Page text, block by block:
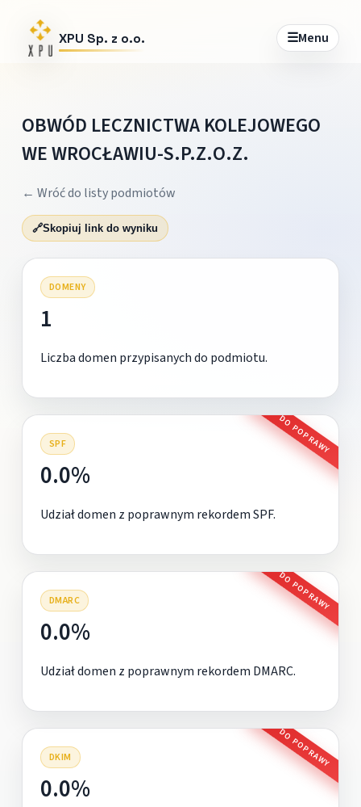
XPU Sp. z o.o. ☰Menu
OBWÓD LECZNICTWA KOLEJOWEGO
WE WROCŁAWIU-S.P.Z.O.Z.
← Wróć do listy podmiotów
🔗Skopiuj link do wyniku
DOMENY
1
Liczba domen przypisanych do podmiotu.
SPF DO POPRAWY
0.0%
Udział domen z poprawnym rekordem SPF.
DMARC DO POPRAWY
0.0%
Udział domen z poprawnym rekordem DMARC.
DKIM DO POPRAWY
0.0%